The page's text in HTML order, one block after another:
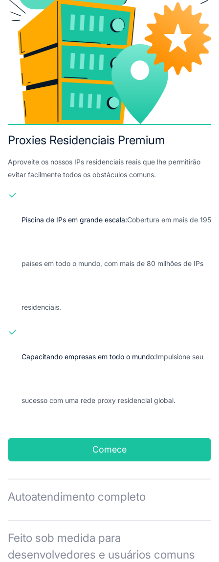
Proxies Residenciais Premium
Aproveite os nossos IPs residenciais reais que lhe permitirão
evitar facilmente todos os obstáculos comuns.
Piscina de IPs em grande escala:Cobertura em mais de 195
países em todo o mundo, com mais de 80 milhões de IPs
residenciais.
Capacitando empresas em todo o mundo:Impulsione seu
sucesso com uma rede proxy residencial global.
Comece
Autoatendimento completo
Feito sob medida para
desenvolvedores e usuários comuns